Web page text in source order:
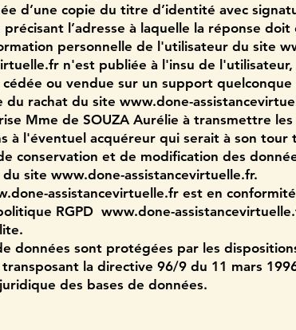
d’une copie du titre d’identité avec
précisant l’adresse à laquelle la réponse
personnelle de l'utilisateur du site
n'est publiée à l'insu de l'utilisateur,
ou vendue sur un support quelconque
du rachat du site www.done-
Mme de SOUZA Aurélie à transmettre
à l'éventuel acquéreur qui serait à son tour
conservation et de modification des
du site www.done-assistancevirtuelle.fr.
assistancevirtuelle.fr est en
RGPD www.done-
données sont protégées par les
la directive 96/9 du 11 mars
des bases de données.